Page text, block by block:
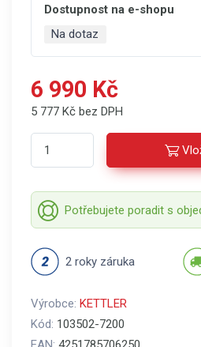
Dostupnost na e-shopu
Na dotaz
6 990 Kč
5 777 Kč bez DPH
Potřebujete poradit s
2 roky záruka
Výrobce: KETTLER
Kód: 103502-7200